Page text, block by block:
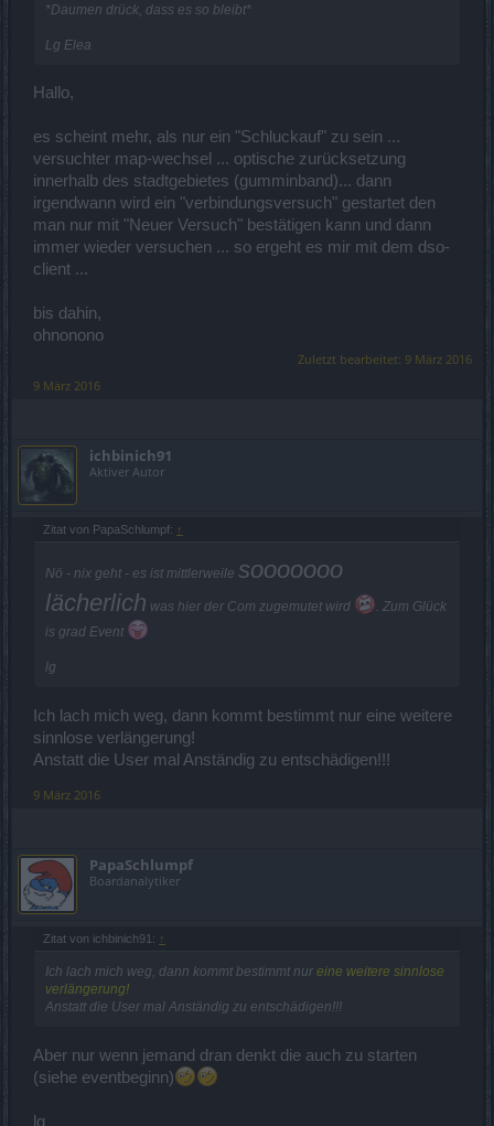
*Daumen drück, dass es so bleibt*
Lg Elea
Hallo,
es scheint mehr, als nur ein "Schluckauf" zu sein ...
versuchter map-wechsel ... optische zurücksetzung
innerhalb des stadtgebietes (gumminband)... dann
irgendwann wird ein "verbindungsversuch" gestartet den
man nur mit "Neuer Versuch" bestätigen kann und dann
immer wieder versuchen ... so ergeht es mir mit dem dso-
client ...
bis dahin,
ohnonono
Zuletzt bearbeitet: 9 März 2016
9 März 2016
ichbinich91
Aktiver Autor
Zitat von PapaSchlumpf: ↑
Nö - nix geht - es ist mittlerweile sooooooo
lächerlich was hier der Com zugemutet wird
. Zum Glück
is grad Event
lg
Ich lach mich weg, dann kommt bestimmt nur eine weitere
sinnlose verlängerung!
Anstatt die User mal Anständig zu entschädigen!!!
9 März 2016
PapaSchlumpf
Boardanalytiker
Zitat von ichbinich91: ↑
Ich lach mich weg, dann kommt bestimmt nur eine weitere sinnlose
verlängerung!
Anstatt die User mal Anständig zu entschädigen!!!
Aber nur wenn jemand dran denkt die auch zu starten
(siehe eventbeginn)
lg